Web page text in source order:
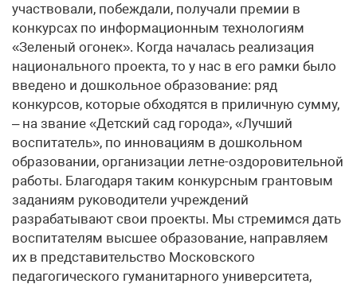
участвовали, побеждали, получали премии в
конкурсах по информационным технологиям
«Зеленый огонек». Когда началась реализация
национального проекта, то у нас в его рамки было
введено и дошкольное образование: ряд
конкурсов, которые обходятся в приличную сумму,
– на звание «Детский сад города», «Лучший
воспитатель», по инновациям в дошкольном
образовании, организации летне-оздоровительной
работы. Благодаря таким конкурсным грантовым
заданиям руководители учреждений
разрабатывают свои проекты. Мы стремимся дать
воспитателям высшее образование, направляем
их в представительство Московского
педагогического гуманитарного университета,